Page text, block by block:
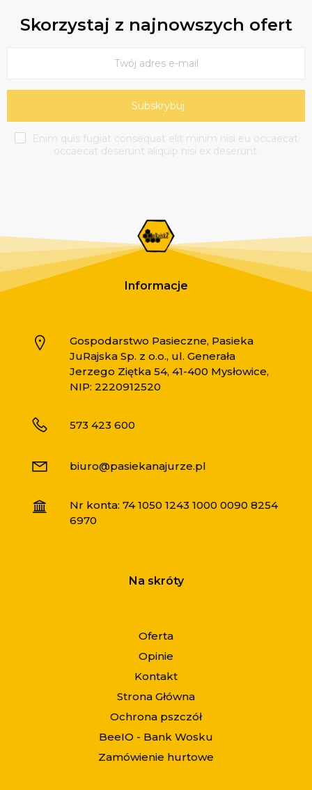
Skorzystaj z najnowszych ofert
Subskrybuj
Enim quis fugiat consequat elit minim nisi eu occaecat
occaecat deserunt aliquip nisi ex deserunt.
Informacje
Gospodarstwo Pasieczne, Pasieka
JuRajska Sp. z o.o., ul. Generała
Jerzego Ziętka 54, 41-400 Mysłowice,
NIP: 2220912520
573 423 600
biuro@pasiekanajurze.pl
Nr konta: 74 1050 1243 1000 0090 8254
6970
Na skróty
Oferta
Opinie
Kontakt
Strona Główna
Ochrona pszczół
BeeIO - Bank Wosku
Zamówienie hurtowe